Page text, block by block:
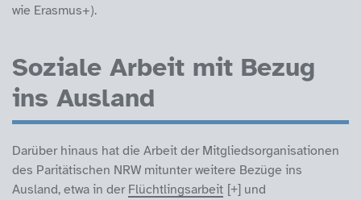
wie Erasmus+).
Soziale Arbeit mit Bezug
ins Ausland
Darüber hinaus hat die Arbeit der Mitgliedsorganisationen
des Paritätischen NRW mitunter weitere Bezüge ins
Ausland, etwa in der Flüchtlingsarbeit
und